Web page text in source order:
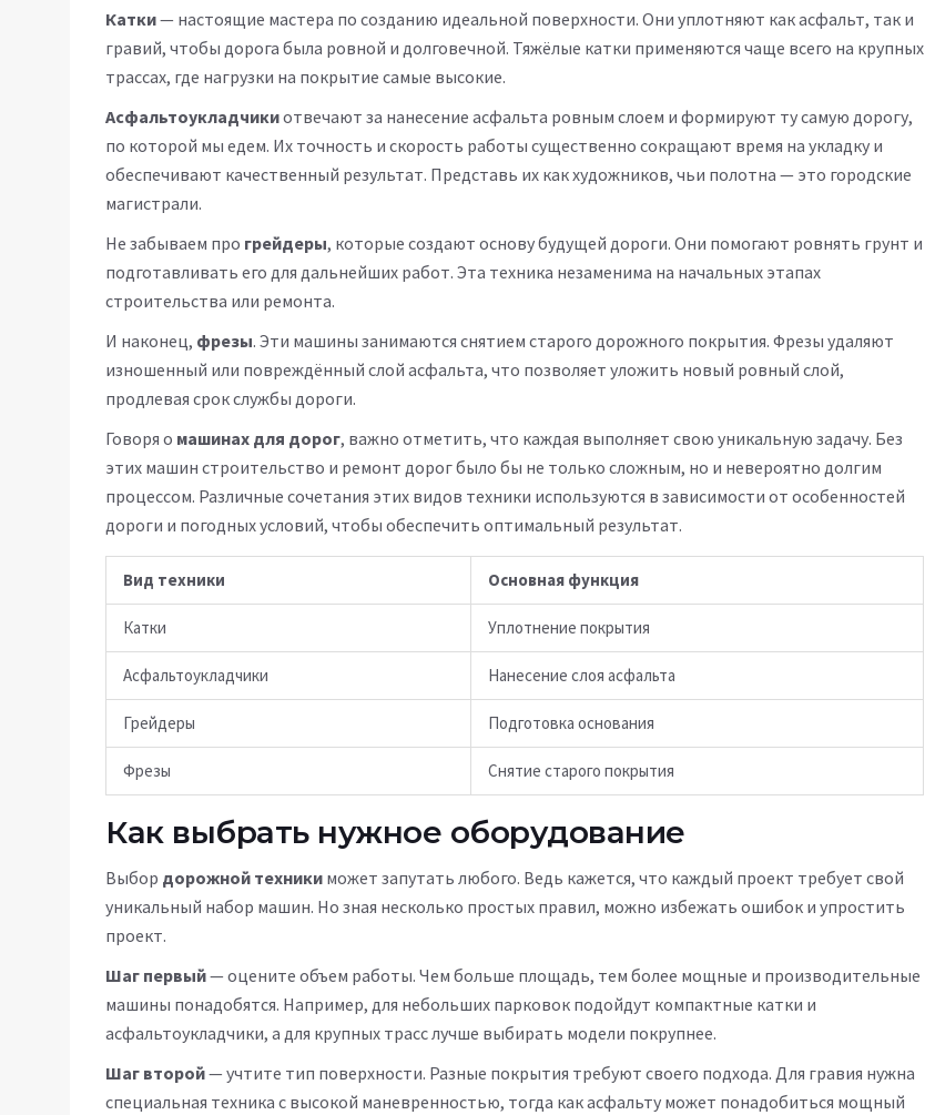
Катки— настоящие мастера по созданию идеальной поверхности. Они уплотняют как асфальт, так и
гравий, чтобы дорога была ровной и долговечной. Тяжёлые катки применяются чаще всего на крупных
трассах, где нагрузки на покрытие самые высокие.
Асфальтоукладчикиотвечают за нанесение асфальта ровным слоем и формируют ту самую дорогу,
по которой мы едем. Их точность и скорость работы существенно сокращают время на укладку и
обеспечивают качественный результат. Представь их как художников, чьи полотна — это городские
магистрали.
Не забываем про грейдеры, которые создают основу будущей дороги. Они помогают ровнять грунт и
подготавливать его для дальнейших работ. Эта техника незаменима на начальных этапах
строительства или ремонта.
И наконец, фрезы. Эти машины занимаются снятием старого дорожного покрытия. Фрезы удаляют
изношенный или повреждённый слой асфальта, что позволяет уложить новый ровный слой,
продлевая срок службы дороги.
Говоря о машинах для дорог, важно отметить, что каждая выполняет свою уникальную задачу. Без
этих машин строительство и ремонт дорог было бы не только сложным, но и невероятно долгим
процессом. Различные сочетания этих видов техники используются в зависимости от особенностей
дороги и погодных условий, чтобы обеспечить оптимальный результат.
Вид техники Основная функция
Катки Уплотнение покрытия
Асфальтоукладчики Нанесение слоя асфальта
Грейдеры Подготовка основания
Фрезы Снятие старого покрытия
Как выбрать нужное оборудование
Выбор дорожной техники может запутать любого. Ведь кажется, что каждый проект требует свой
уникальный набор машин. Но зная несколько простых правил, можно избежать ошибок и упростить
проект.
Шаг первый— оцените объем работы. Чем больше площадь, тем более мощные и производительные
машины понадобятся. Например, для небольших парковок подойдут компактные катки и
асфальтоукладчики, а для крупных трасс лучше выбирать модели покрупнее.
Шаг второй— учтите тип поверхности. Разные покрытия требуют своего подхода. Для гравия нужна
специальная техника с высокой маневренностью, тогда как асфальту может понадобиться мощный